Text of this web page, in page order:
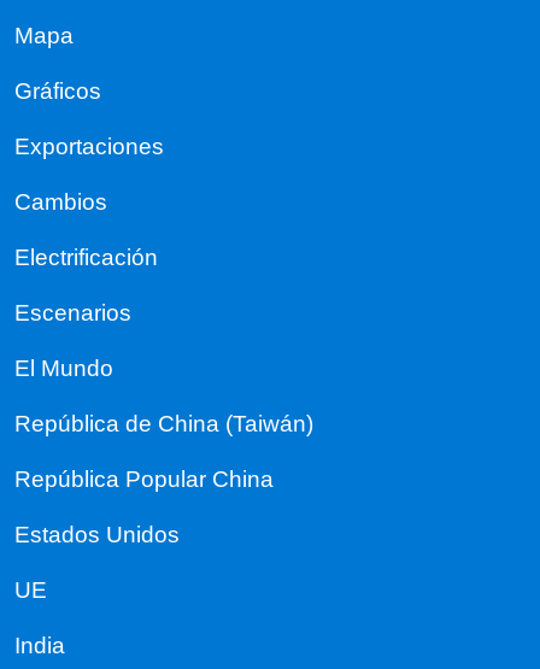
Mapa
Gráficos
Exportaciones
Cambios
Electrificación
Escenarios
El Mundo
República de China (Taiwán)
República Popular China
Estados Unidos
UE
India